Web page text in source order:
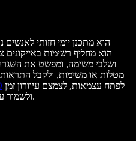
הוא מתכנן יומי חזותי לאנשים
ושלבי משימה, ומפשט את
מטלות או משימות, ולקבל התראות
ולשמור על הרגלים קבועים בלי תחושת הצפה.